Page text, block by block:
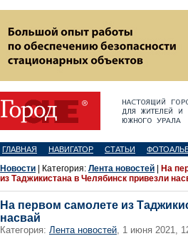
ГЛАВНАЯ НАВИГАТОР СТАТЬИ
Новости | Категория: Лента новостей
На
из Таджикистана в Челябинск привезли
На первом самолете из
насвай
Категория: Лента новостей, 1 июня 2021,